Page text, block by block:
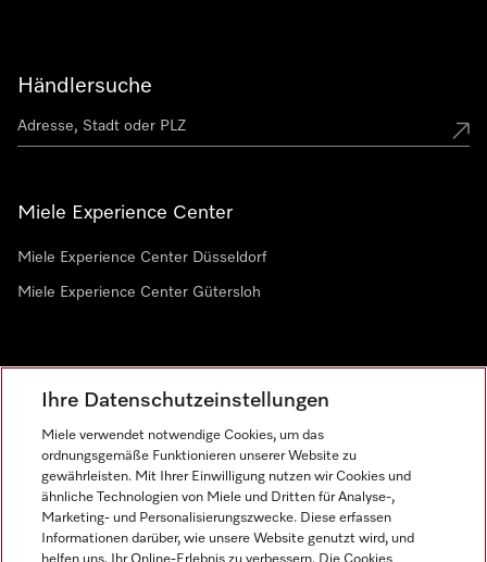
Händlersuche
Miele Experience Center
Miele Experience Center Düsseldorf
Miele Experience Center Gütersloh
Ihre Datenschutzeinstellungen
Miele verwendet notwendige Cookies, um das
ordnungsgemäße Funktionieren unserer Website zu
gewährleisten. Mit Ihrer Einwilligung nutzen wir Cookies und
ähnliche Technologien von Miele und Dritten für Analyse-,
Marketing- und Personalisierungszwecke. Diese erfassen
Informationen darüber, wie unsere Website genutzt wird, und